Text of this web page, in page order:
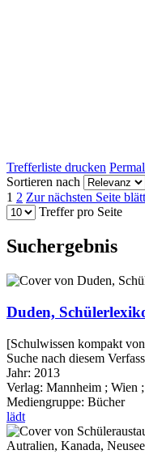
Trefferliste drucken
Sortieren nach
1 2 Zur nächsten Seite
Treffer pro Seite
Suchergebnis
Duden,
[Schulwissen kompakt
Suche nach diesem
Jahr: 2013
Verlag: Mannheim ; Wien
Mediengruppe: Bücher
lädt